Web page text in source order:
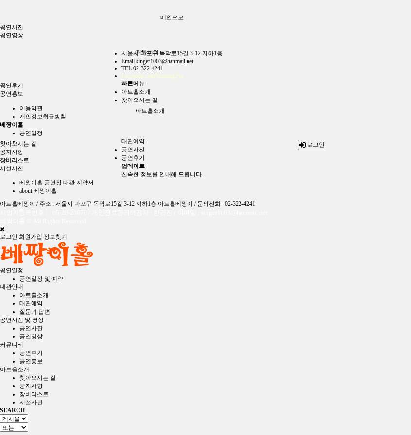
공연사진
공연영상
커뮤니티
공연후기
공연홍보
아트홀소개
찾아오시는 길
공지사항
장비리스트
시설사진
로그인
메인으로
서울시 마포구 독막로15길 3-12 지하1층
Email singer1003@hanmail.net
TEL 02-322-4241
Facebook.com/bezzang2ya
빠른메뉴
아트홀소개
찾아오시는 길
이용약관
개인정보취급방침
베짱이홀
공연일정
대관예약
공연사진
공연후기
업데이트
신속한 정보를 안내해 드립니다.
베짱이홀 공연장 대관 계약서
about 베짱이홀
아트홀베짱이 / 주소 : 서울시 마포구 독막로15길 3-12 지하1층 아트홀베짱이 / 문의전화 : 02-322-4241
로그인 회원가입 정보찾기
공연일정
공연일정 및 예약
대관안내
아트홀소개
대관예약
질문과 답변
공연사진 및 영상
공연사진
공연영상
커뮤니티
공연후기
공연홍보
아트홀소개
찾아오시는 길
공지사항
장비리스트
시설사진
SEARCH